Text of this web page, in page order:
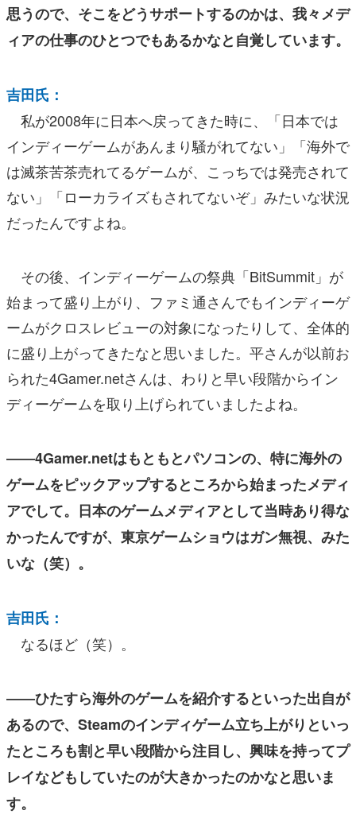
思うので、そこをどうサポートするのかは、我々メデ
ィアの仕事のひとつでもあるかなと自覚しています。
吉田氏：
私が2008年に日本へ戻ってきた時に、「日本では
インディーゲームがあんまり騒がれてない」「海外で
は滅茶苦茶売れてるゲームが、こっちでは発売されて
ない」「ローカライズもされてないぞ」みたいな状況
だったんですよね。
その後、インディーゲームの祭典「BitSummit」が
始まって盛り上がり、ファミ通さんでもインディーゲ
ームがクロスレビューの対象になったりして、全体的
に盛り上がってきたなと思いました。平さんが以前お
られた4Gamer.netさんは、わりと早い段階からイン
ディーゲームを取り上げられていましたよね。
――4Gamer.netはもともとパソコンの、特に海外の
ゲームをピックアップするところから始まったメディ
アでして。日本のゲームメディアとして当時あり得な
かったんですが、東京ゲームショウはガン無視、みた
いな（笑）。
吉田氏：
なるほど（笑）。
――ひたすら海外のゲームを紹介するといった出自が
あるので、Steamのインディゲーム立ち上がりといっ
たところも割と早い段階から注目し、興味を持ってプ
レイなどもしていたのが大きかったのかなと思いま
す。